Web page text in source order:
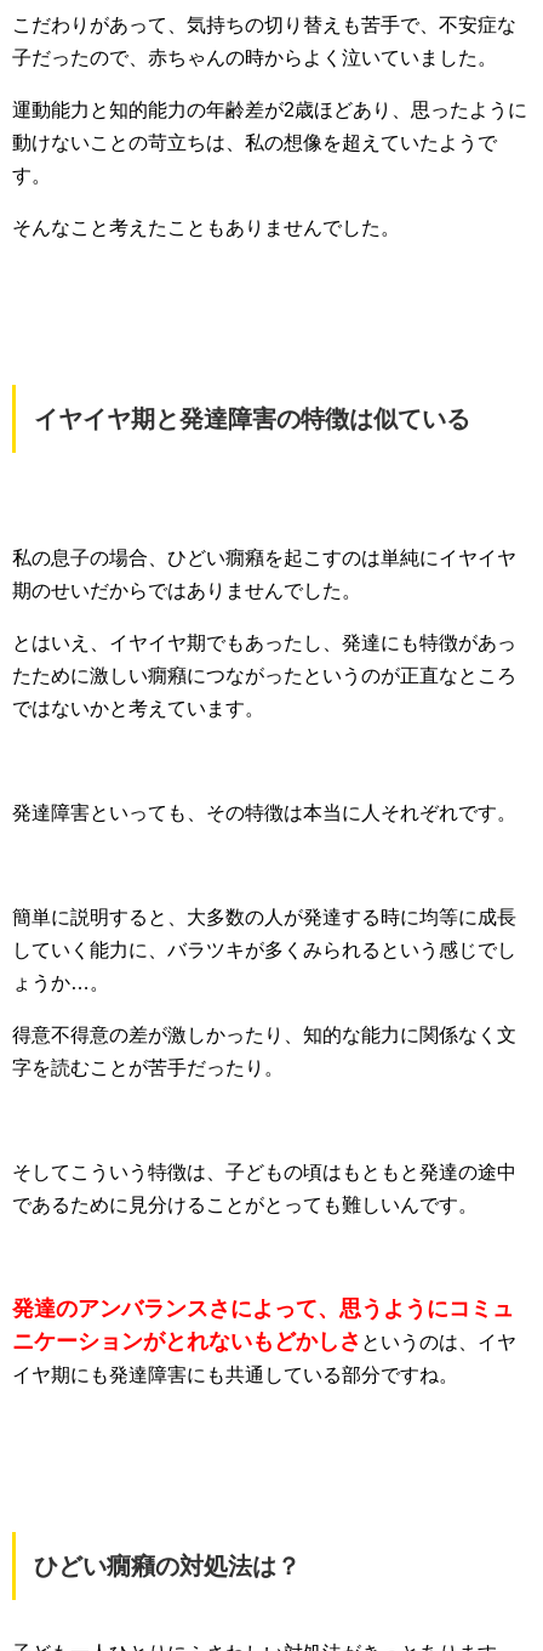
こだわりがあって、気持ちの切り替えも苦手で、不安症な
子だったので、赤ちゃんの時からよく泣いていました。
運動能力と知的能力の年齢差が2歳ほどあり、思ったように
動けないことの苛立ちは、私の想像を超えていたようで
す。
そんなこと考えたこともありませんでした。
イヤイヤ期と発達障害の特徴は似ている
私の息子の場合、ひどい癇癪を起こすのは単純にイヤイヤ
期のせいだからではありませんでした。
とはいえ、イヤイヤ期でもあったし、発達にも特徴があっ
たために激しい癇癪につながったというのが正直なところ
ではないかと考えています。
発達障害といっても、その特徴は本当に人それぞれです。
簡単に説明すると、大多数の人が発達する時に均等に成長
していく能力に、バラツキが多くみられるという感じでし
ょうか…。
得意不得意の差が激しかったり、知的な能力に関係なく文
字を読むことが苦手だったり。
そしてこういう特徴は、子どもの頃はもともと発達の途中
であるために見分けることがとっても難しいんです。
発達のアンバランスさによって、思うようにコミュ
ニケーションがとれないもどかしさ というのは、イヤ
イヤ期にも発達障害にも共通している部分ですね。
ひどい癇癪の対処法は？